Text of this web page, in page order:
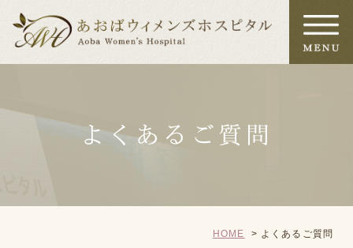
よくあるご質問
HOME よくあるご質問